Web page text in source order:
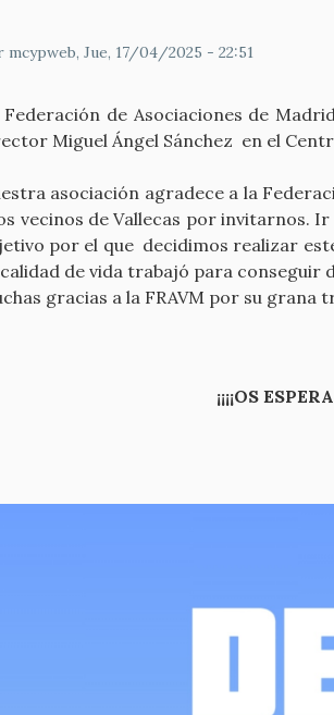
mcypweb, Jue, 17/04/2025 - 22:51
Federación de Asociaciones de
Miguel Ángel Sánchez en el
asociación agradece a la
vecinos de Vallecas por invitarnos.
por el que decidimos realizar
de vida trabajó para conseguir
gracias a la FRAVM por su
¡¡¡¡OS